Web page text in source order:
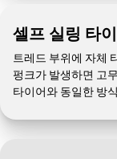
셀프 실링 타
트레드 부위에 자체
펑크가 발생하면 고
타이어와 동일한 방